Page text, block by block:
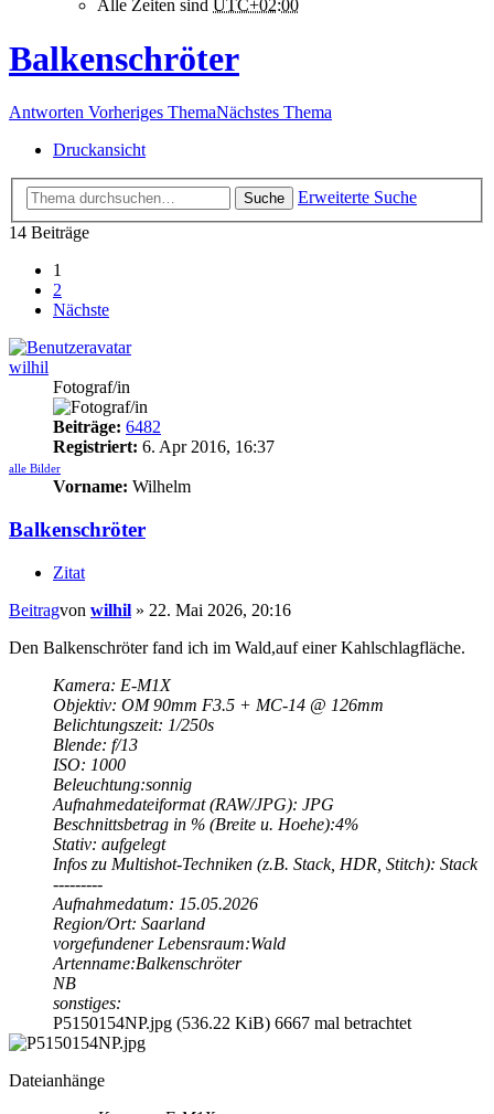
Alle Zeiten sind UTC+02:00
Balkenschröter
Antworten Vorheriges ThemaNächstes Thema
Druckansicht
Suche
Erweiterte Suche
14 Beiträge
1
2
Nächste
wilhil
Fotograf/in
Beiträge: 6482
Registriert: 6. Apr 2016, 16:37
alle Bilder
Vorname: Wilhelm
Balkenschröter
Zitat
Beitragvon wilhil » 22. Mai 2026, 20:16
Den Balkenschröter fand ich im Wald,auf einer Kahlschlagfläche.
Kamera: E-M1X
Objektiv: OM 90mm F3.5 + MC-14 @ 126mm
Belichtungszeit: 1/250s
Blende: f/13
ISO: 1000
Beleuchtung:sonnig
Aufnahmedateiformat (RAW/JPG): JPG
Beschnittsbetrag in % (Breite u. Hoehe):4%
Stativ: aufgelegt
Infos zu Multishot-Techniken (z.B. Stack, HDR, Stitch): Stack
---------
Aufnahmedatum: 15.05.2026
Region/Ort: Saarland
vorgefundener Lebensraum:Wald
Artenname:Balkenschröter
NB
sonstiges:
P5150154NP.jpg (536.22 KiB) 6667 mal betrachtet
Dateianhänge